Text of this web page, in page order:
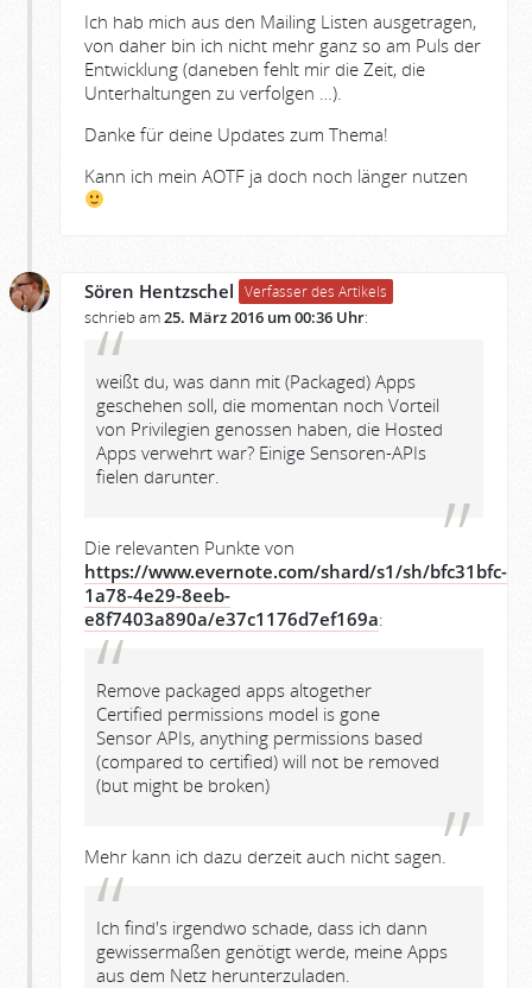
Ich hab mich aus den Mailing Listen ausgetragen,
von daher bin ich nicht mehr ganz so am Puls der
Entwicklung (daneben fehlt mir die Zeit, die
Unterhaltungen zu verfolgen …).
Danke für deine Updates zum Thema!
Kann ich mein AOTF ja doch noch länger nutzen
Sören Hentzschel Verfasser des Artikels
schrieb am25. März 2016 um 00:36 Uhr:
weißt du, was dann mit (Packaged) Apps
geschehen soll, die momentan noch Vorteil
von Privilegien genossen haben, die Hosted
Apps verwehrt war? Einige Sensoren-APIs
fielen darunter.
Die relevanten Punkte von
https://www.evernote.com/shard/s1/sh/bfc31bfc-
1a78-4e29-8eeb-
e8f7403a890a/e37c1176d7ef169a:
Remove packaged apps altogether
Certified permissions model is gone
Sensor APIs, anything permissions based
(compared to certified) will not be removed
(but might be broken)
Mehr kann ich dazu derzeit auch nicht sagen.
Ich find's irgendwo schade, dass ich dann
gewissermaßen genötigt werde, meine Apps
aus dem Netz herunterzuladen.